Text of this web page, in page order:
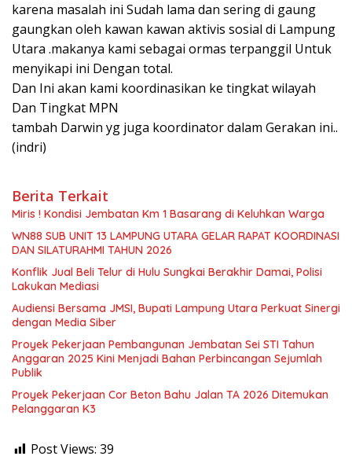
karena masalah ini Sudah lama dan sering di gaung
gaungkan oleh kawan kawan aktivis sosial di Lampung
Utara .makanya kami sebagai ormas terpanggil Untuk
menyikapi ini Dengan total.
Dan Ini akan kami koordinasikan ke tingkat wilayah
Dan Tingkat MPN
tambah Darwin yg juga koordinator dalam Gerakan ini..
(indri)
Berita Terkait
Miris ! Kondisi Jembatan Km 1 Basarang di Keluhkan Warga
WN88 SUB UNIT 13 LAMPUNG UTARA GELAR RAPAT KOORDINASI
DAN SILATURAHMI TAHUN 2026
Konflik Jual Beli Telur di Hulu Sungkai Berakhir Damai, Polisi
Lakukan Mediasi
Audiensi Bersama JMSI, Bupati Lampung Utara Perkuat Sinergi
dengan Media Siber
Proyek Pekerjaan Pembangunan Jembatan Sei STI Tahun
Anggaran 2025 Kini Menjadi Bahan Perbincangan Sejumlah
Publik
Proyek Pekerjaan Cor Beton Bahu Jalan TA 2026 Ditemukan
Pelanggaran K3
Post Views: 39